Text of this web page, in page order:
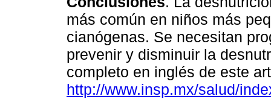
más común en niños más
cianógenas. Se necesitan
prevenir y disminuir la
completo en inglés de este
http://www.insp.mx/salud/